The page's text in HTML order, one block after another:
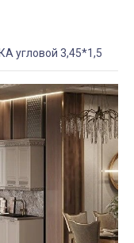
угловой 3,45*1,5